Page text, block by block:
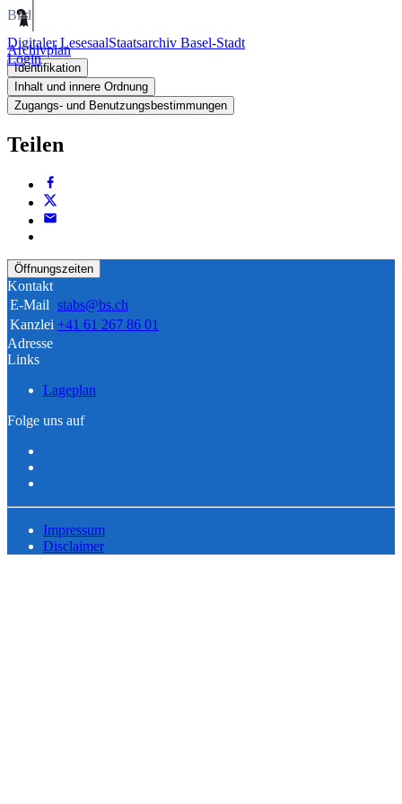
Digitaler LesesaalStaatsarchiv Basel-Stadt
Login
Bild
Archivplan
Identifikation
Inhalt und innere Ordnung
Zugangs- und Benutzungsbestimmungen
Teilen
Öffnungszeiten
Kontakt
E-Mail stabs@bs.ch
Kanzlei +41 61 267 86 01
Adresse
Links
Lageplan
Folge uns auf
Impressum
Disclaimer